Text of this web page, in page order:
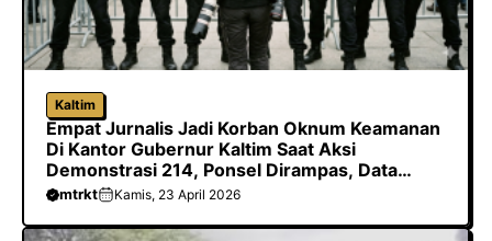
Kaltim
Empat Jurnalis Jadi Korban Oknum Keamanan
Di Kantor Gubernur Kaltim Saat Aksi
Demonstrasi 214, Ponsel Dirampas, Data
Dihapus Hingga Dilarang Meliput
mtrkt Kamis, 23 April 2026